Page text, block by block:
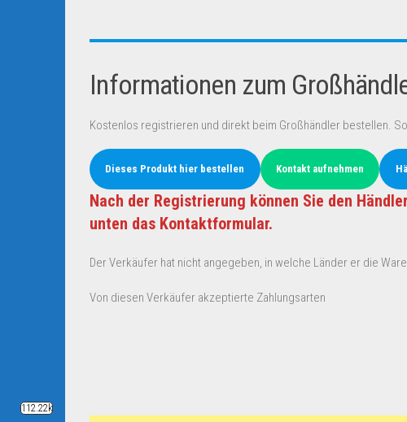
Informationen zum
Kostenlos registrieren und direkt beim Großhändler bestellen.
Dieses Produkt hier bestellen Kontakt aufnehmen
Nach der Registrierung können Sie den
unten das Kontaktformular.
Der Verkäufer hat nicht angegeben, in welche Länder er die
Von diesen Verkäufer akzeptierte Zahlungsarten
112.22k